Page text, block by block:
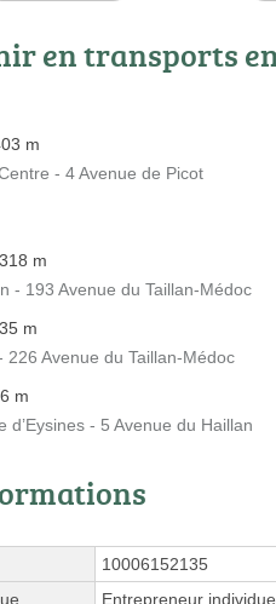
en transports
m
- 4 Avenue de Picot
m
- 193 Avenue du Taillan-Médoc
m
226 Avenue du Taillan-Médoc
m
d’Eysines - 5 Avenue du Haillan
10006152135
Entrepreneur